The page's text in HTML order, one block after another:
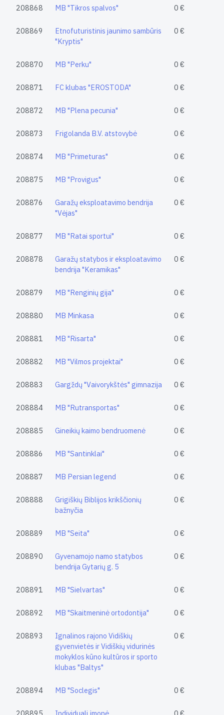
208868 MB "Tikros spalvos" 0 €
208869
Etnofuturistinis jaunimo sambūris
"Kryptis"
0 €
208870 MB "Perku" 0 €
208871 FC klubas "EROSTODA" 0 €
208872 MB "Plena pecunia" 0 €
208873 Frigolanda B.V. atstovybė 0 €
208874 MB "Primeturas" 0 €
208875 MB "Provigus" 0 €
208876
Garažų eksploatavimo bendrija
"Vėjas"
0 €
208877 MB "Ratai sportui" 0 €
208878
Garažų statybos ir eksploatavimo
bendrija "Keramikas"
0 €
208879 MB "Renginių gija" 0 €
208880 MB Minkasa 0 €
208881 MB "Risarta" 0 €
208882 MB "Vilmos projektai" 0 €
208883 Gargždų "Vaivorykštės" gimnazija 0 €
208884 MB "Rutransportas" 0 €
208885 Gineikių kaimo bendruomenė 0 €
208886 MB "Santinklai" 0 €
208887 MB Persian legend 0 €
208888
Grigiškių Biblijos krikščionių
bažnyčia
0 €
208889 MB "Seita" 0 €
208890
Gyvenamojo namo statybos
bendrija Gytarių g. 5
0 €
208891 MB "Sielvartas" 0 €
208892 MB "Skaitmeninė ortodontija" 0 €
208893
Ignalinos rajono Vidiškių
gyvenvietės ir Vidiškių vidurinės
mokyklos kūno kultūros ir sporto
klubas "Baltys"
0 €
208894 MB "Soclegis" 0 €